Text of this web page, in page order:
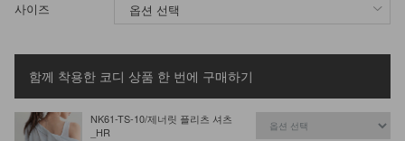
사이즈
함께 착용한 코디 상품 한 번에 구매하기
NK61-TS-10/제너릿 플리츠 셔츠
_HR